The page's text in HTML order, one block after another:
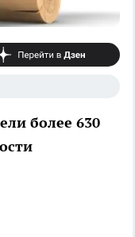
более 630